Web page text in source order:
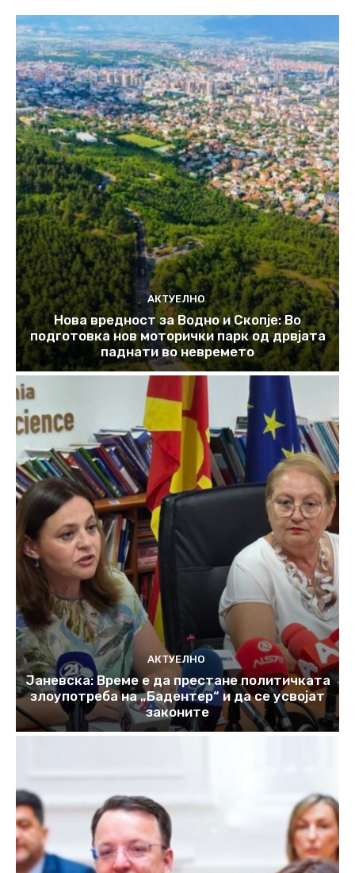
АКТУЕЛНО
Нова вредност за Водно и Скопје: Во
подготовка нов моторички парк од дрвјата
паднати во невремето
АКТУЕЛНО
Јаневска: Време е да престане политичката
злоупотреба на „Бадентер“ и да се усвојат
законите